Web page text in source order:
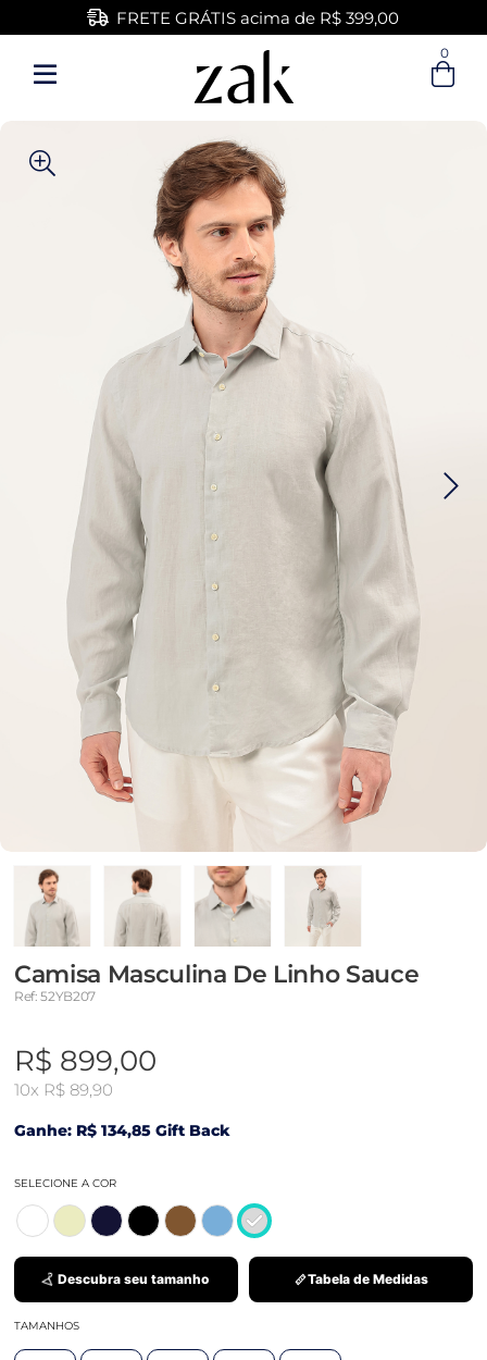
Entre com email ou cpf/cnpj
FRETE GRÁTIS acima de R$ 399,00
0
Camisa Masculina De Linho Sauce
Ref: 52YB207
R$ 899,00
10x R$ 89,90
Ganhe: R$ 134,85 Gift Back
SELECIONE A COR
Descubra seu tamanho Tabela de Medidas
TAMANHOS